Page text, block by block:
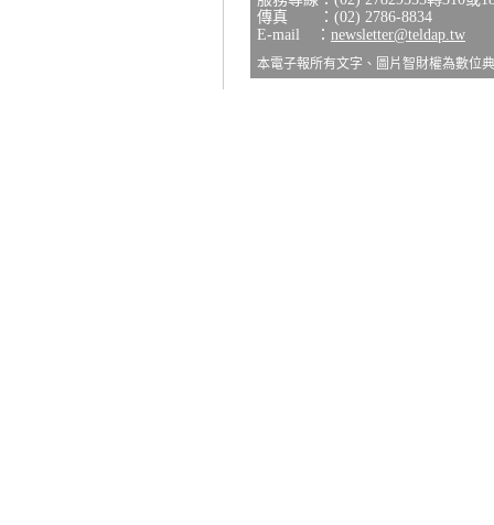
傳真 ：(02) 2786-8834
E-mail ： newsletter@teldap.tw
本電子報所有文字、圖片智財權為數位